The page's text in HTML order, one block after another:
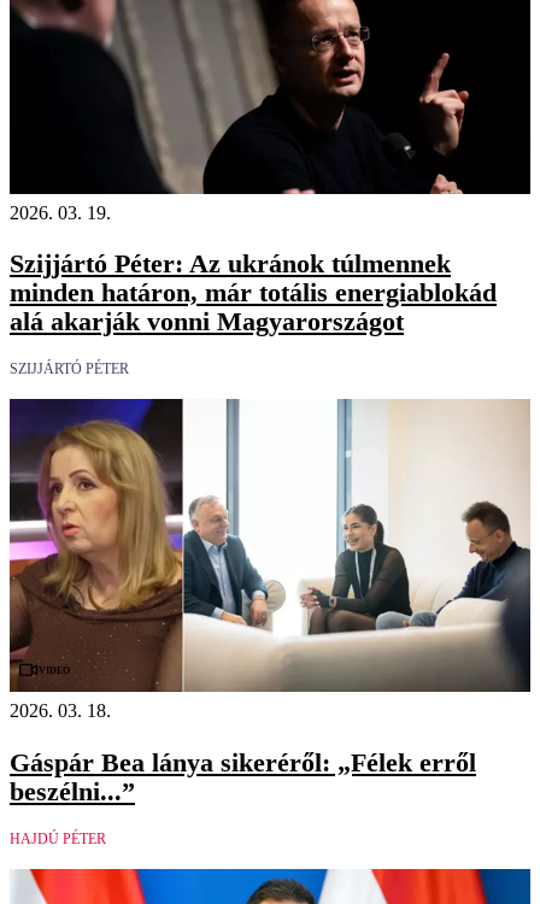
2026. 03. 19.
Szijjártó Péter: Az ukránok túlmennek
minden határon, már totális energiablokád
alá akarják vonni Magyarországot
SZIJJÁRTÓ PÉTER
Videó
2026. 03. 18.
Gáspár Bea lánya sikeréről: „Félek erről
beszélni...”
HAJDÚ PÉTER